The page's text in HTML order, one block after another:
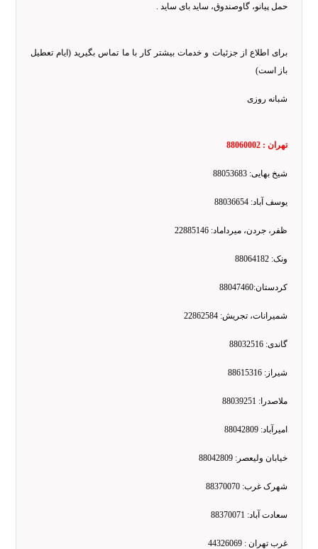
حمل پیانو، گاوصندوق، ساید بای ساید .
برای اطلاع از جزئیات و خدمات بیشتر کار با ما تماس بگیرید (ایام تعطیل
باز است)
شبانه روزی
تهران : 88060002
شیخ بهایی: 88053683
یوسف آباد: 88036654
ظفر، جردن، میرداماد: 22885146
ونک: 88064182
کردستان:88047460
شمیرانات، تجریش: 22862584
گاندی: 88032516
شیراز: 88615316
ملاصدرا: 88039251
امیرآباد: 88042809
خیابان ولیعصر: 88042809
شهرک غرب: 88370070
سعادت آباد: 88370071
غرب تهران : 44326069